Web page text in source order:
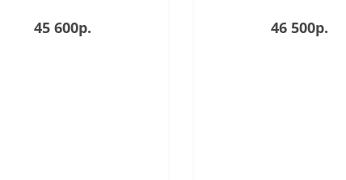
45 600р. 46 500р.